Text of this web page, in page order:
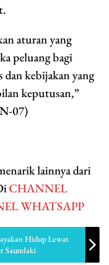
aturan yang
peluang bagi
dan kebijakan yang
keputusan,”
07)
lainnya dari
CHANNEL
WHATSAPP
Hidup Lewat
Saumlaki